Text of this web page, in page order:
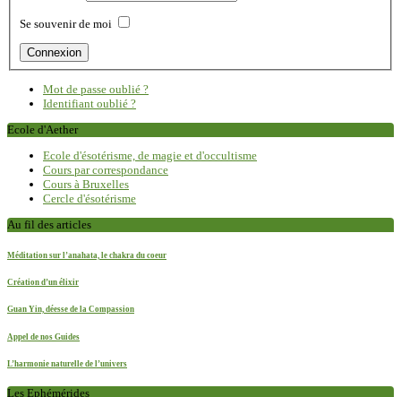
Se souvenir de moi
Mot de passe oublié ?
Identifiant oublié ?
Ecole d'Aether
Ecole d'ésotérisme, de magie et d'occultisme
Cours par correspondance
Cours à Bruxelles
Cercle d'ésotérisme
Au fil des articles
Méditation sur l’anahata, le chakra du coeur
Création d’un élixir
Guan Yin, déesse de la Compassion
Appel de nos Guides
L’harmonie naturelle de l’univers
Les Ephémérides